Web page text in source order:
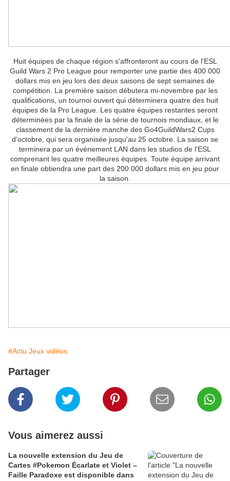
Huit équipes de chaque région s'affronteront au cours de l'ESL
Guild Wars 2 Pro League pour remporter une partie des 400 000
dollars mis en jeu lors des deux saisons de sept semaines de
compétition. La première saison débutera mi-novembre par les
qualifications, un tournoi ouvert qui déterminera quatre des huit
équipes de la Pro League. Les quatre équipes restantes seront
déterminées par la finale de la série de tournois mondiaux, et le
classement de la dernière manche des Go4GuildWars2 Cups
d'octobre, qui sera organisée jusqu'au 25 octobre. La saison se
terminera par un événement LAN dans les studios de l'ESL
comprenant les quatre meilleures équipes. Toute équipe arrivant
en finale obtiendra une part des 200 000 dollars mis en jeu pour
la saison.
#Actu Jeux vidéos
Partager
Vous aimerez aussi
La nouvelle extension du Jeu de
Cartes #Pokemon Écarlate et Violet –
Faille Paradoxe est disponible dans